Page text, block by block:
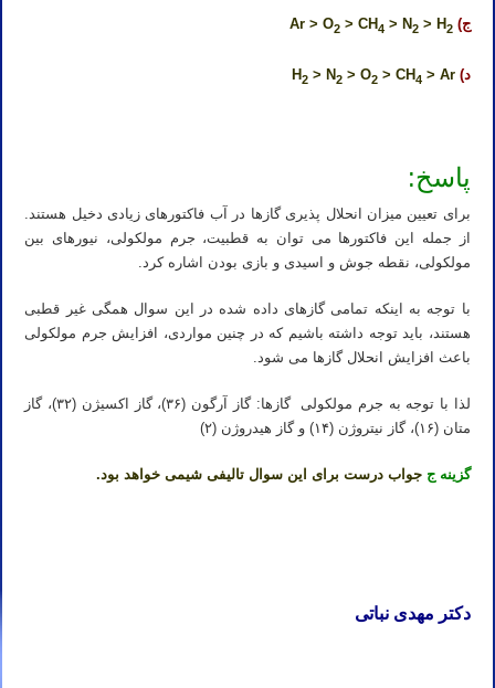
ج) Ar > O
2> CH4 > N2> H2
د) H
2> N2> O2> CH4 > Ar
پاسخ:
برای تعیین میزان انحلال پذیری گازها در آب فاکتورهای زیادی دخیل هستند.
از جمله این فاکتورها می توان به قطبیت، جرم مولکولی، نیورهای بین
مولکولی، نقطه جوش و اسیدی و بازی بودن اشاره کرد.
با توجه به اینکه تمامی گازهای داده شده در این سوال همگی غیر قطبی
هستند، باید توجه داشته باشیم که در چنین مواردی، افزایش جرم مولکولی
باعث افزایش انحلال گازها می شود.
لذا با توجه به جرم مولکولی گازها: گاز آرگون (۳۶)، گاز اکسیژن (۳۲)، گاز
متان (۱۶)، گاز نیتروژن (۱۴) و گاز هیدروژن (۲)
گزینه ج جواب درست برای این سوال تالیفی شیمی خواهد بود.
دکتر مهدی نباتی